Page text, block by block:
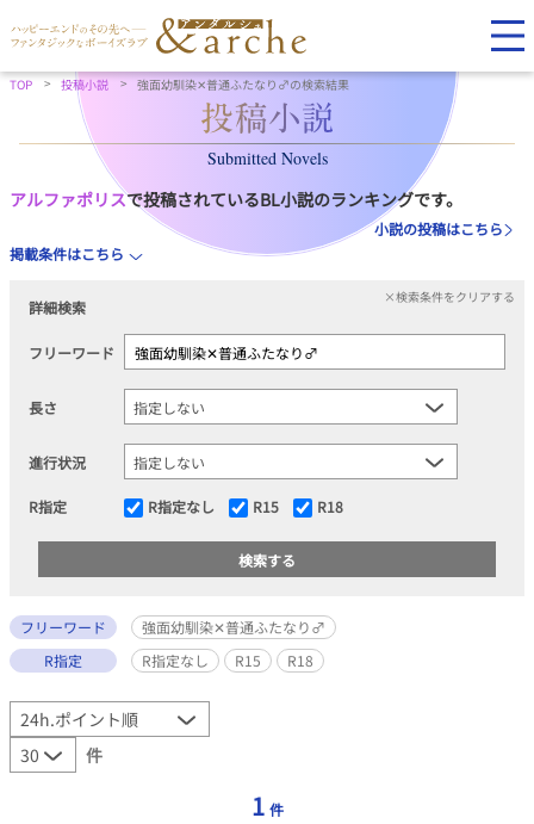
TOP 投稿小説 強面幼馴染✕普通ふたなり♂の検索結果
Submitted Novels
アルファポリスで投稿されているBL小説のランキングです。
小説の投稿はこちら
掲載条件はこちら
詳細検索
×検索条件をクリアする
フリーワード
長さ
進行状況
R指定 R指定なし R15 R18
フリーワード
強面幼馴染✕普通ふたなり♂
R指定
R指定なし R15 R18
件
1 件